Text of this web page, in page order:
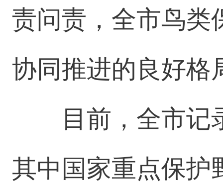
责问责，全市鸟类
协同推进的良好格
目前，全市记
其中国家重点保护